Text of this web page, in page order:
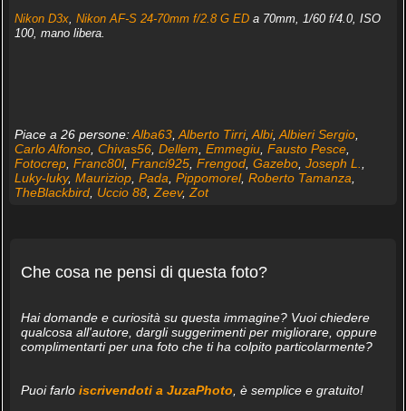
Nikon D3x, Nikon AF-S 24-70mm f/2.8 G EDa 70mm, 1/60 f/4.0, ISO
100, mano libera.
Piace a 26 persone:Alba63,Alberto Tirri,Albi,Albieri Sergio,
Carlo Alfonso, Chivas56, Dellem, Emmegiu, Fausto Pesce,
Fotocrep, Franc80l, Franci925, Frengod, Gazebo, Joseph L.,
Luky-luky, Mauriziop, Pada, Pippomorel, Roberto Tamanza,
TheBlackbird, Uccio 88,Zeev,Zot
Che cosa ne pensi di questa foto?
Hai domande e curiosità su questa immagine? Vuoi chiedere
qualcosa all'autore, dargli suggerimenti per migliorare, oppure
complimentarti per una foto che ti ha colpito particolarmente?
Puoi farlo iscrivendoti a JuzaPhoto , è semplice e gratuito!